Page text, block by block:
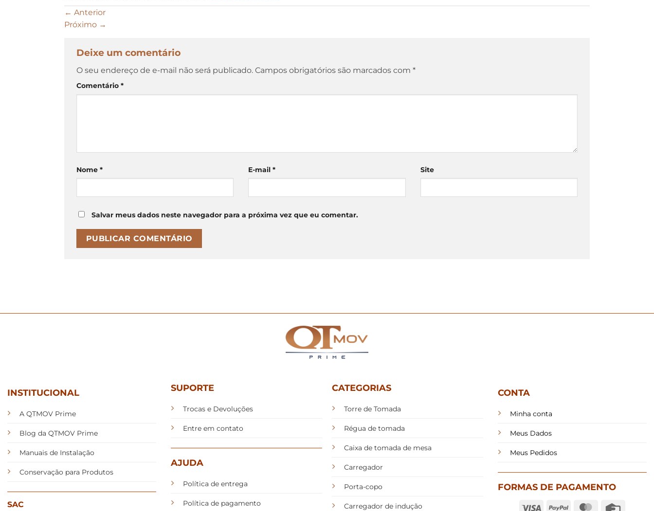
← Anterior
Próximo →
Deixe um comentário
O seu endereço de e-mail não será publicado. Campos obrigatórios são marcados com *
Comentário *
Nome * E-mail* Site
Salvar meus dados neste navegador para a próxima vez que eu comentar.
INSTITUCIONAL
A QTMOV Prime
Blog da QTMOV Prime
Manuais de Instalação
Conservação para Produtos
SAC
SUPORTE
Trocas e Devoluções
Entre em contato
AJUDA
Política de entrega
Política de pagamento
CATEGORIAS
Torre de Tomada
Régua de tomada
Caixa de tomada de mesa
Carregador
Porta-copo
Carregador de indução
CONTA
Minha conta
Meus Dados
Meus Pedidos
FORMAS DE PAGAMENTO
Visa PayPal MasterCard